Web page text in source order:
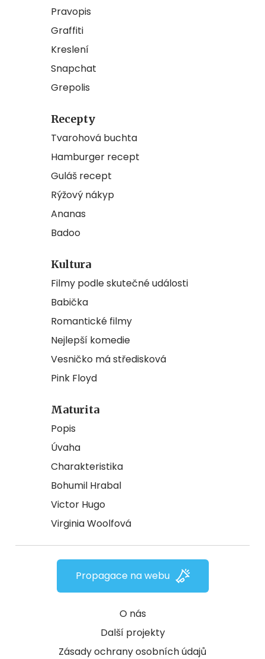
Pravopis
Graffiti
Kreslení
Snapchat
Grepolis
Recepty
Tvarohová buchta
Hamburger recept
Guláš recept
Rýžový nákyp
Ananas
Badoo
Kultura
Filmy podle skutečné události
Babička
Romantické filmy
Nejlepší komedie
Vesničko má středisková
Pink Floyd
Maturita
Popis
Úvaha
Charakteristika
Bohumil Hrabal
Victor Hugo
Virginia Woolfová
O nás
Další projekty
Zásady ochrany osobních údajů
Propagace na webu